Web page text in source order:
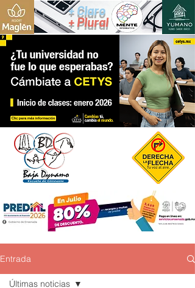
+ Claro
+ Plural
Entrada
Últimas noticias